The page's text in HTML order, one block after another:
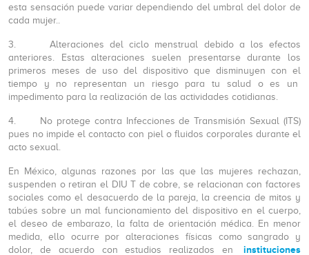
esta sensación puede variar dependiendo del umbral del dolor de
cada mujer..
3. Alteraciones del ciclo menstrual debido a los efectos
anteriores. Estas alteraciones suelen presentarse durante los
primeros meses de uso del dispositivo que disminuyen con el
tiempo y no representan un riesgo para tu salud o es un
impedimento para la realización de las actividades cotidianas.
4. No protege contra Infecciones de Transmisión Sexual (ITS)
pues no impide el contacto con piel o fluidos corporales durante el
acto sexual.
En México, algunas razones por las que las mujeres rechazan,
suspenden o retiran el DIU T de cobre, se relacionan con factores
sociales como el desacuerdo de la pareja, la creencia de mitos y
tabúes sobre un mal funcionamiento del dispositivo en el cuerpo,
el deseo de embarazo, la falta de orientación médica. En menor
medida, ello ocurre por alteraciones físicas como sangrado y
dolor, de acuerdo con estudios realizados en
instituciones